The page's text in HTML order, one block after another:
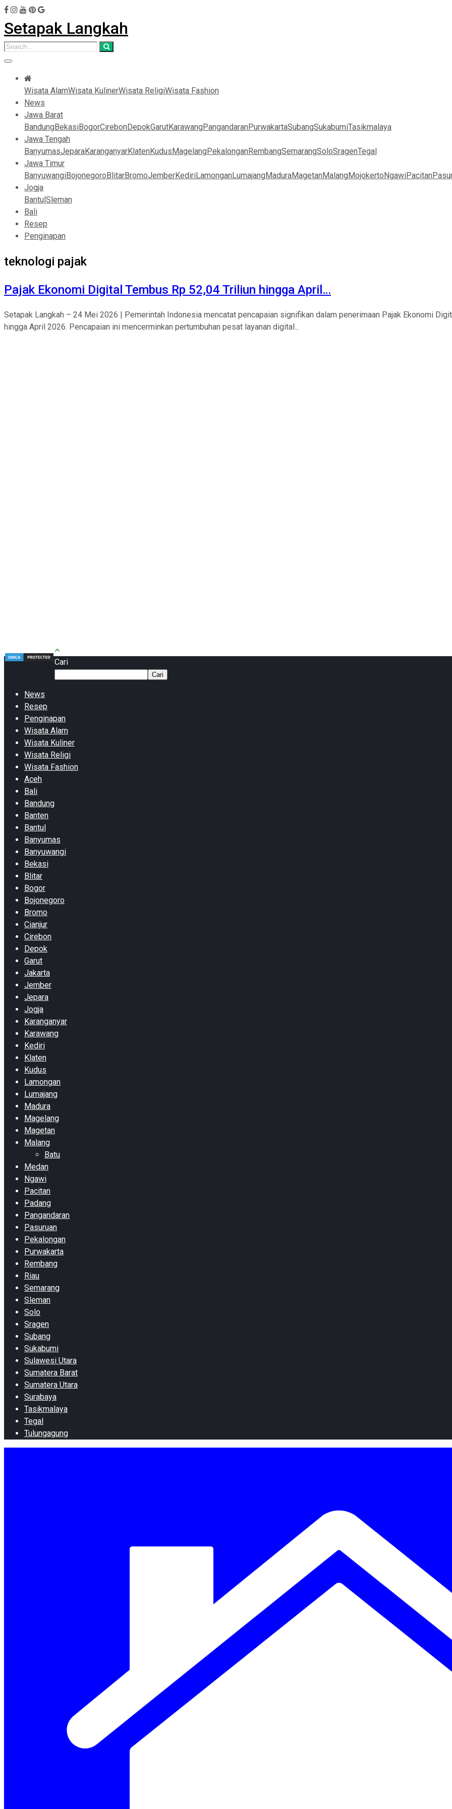
Setapak Langkah
Wisata AlamWisata KulinerWisata ReligiWisata Fashion
News
Jawa Barat
BandungBekasiBogorCirebonDepokGarutKarawangPangandaranPurwakartaSubangSukabumiTasikmalaya
Jawa Tengah
BanyumasJeparaKaranganyarKlatenKudusMagelangPekalonganRembangSemarangSoloSragenTegal
Jawa Timur
BanyuwangiBojonegoroBlitarBromoJemberKediriLamonganLumajangMaduraMagetanMalangMojokertoNgawiPacitan
Jogja
BantulSleman
Bali
Resep
Penginapan
teknologi pajak
Pajak Ekonomi Digital Tembus Rp 52,04 Triliun hingga April…
Setapak Langkah – 24 Mei 2026 | Pemerintah Indonesia mencatat pencapaian signifikan dalam penerimaan Pajak Ekonomi
hingga April 2026. Pencapaian ini mencerminkan pertumbuhan pesat layanan digital...
Cari
Cari
News
Resep
Penginapan
Wisata Alam
Wisata Kuliner
Wisata Religi
Wisata Fashion
Aceh
Bali
Bandung
Banten
Bantul
Banyumas
Banyuwangi
Bekasi
Blitar
Bogor
Bojonegoro
Bromo
Cianjur
Cirebon
Depok
Garut
Jakarta
Jember
Jepara
Jogja
Karanganyar
Karawang
Kediri
Klaten
Kudus
Lamongan
Lumajang
Madura
Magelang
Magetan
Malang
Batu
Medan
Ngawi
Pacitan
Padang
Pangandaran
Pasuruan
Pekalongan
Purwakarta
Rembang
Riau
Semarang
Sleman
Solo
Sragen
Subang
Sukabumi
Sulawesi Utara
Sumatera Barat
Sumatera Utara
Surabaya
Tasikmalaya
Tegal
Tulungagung